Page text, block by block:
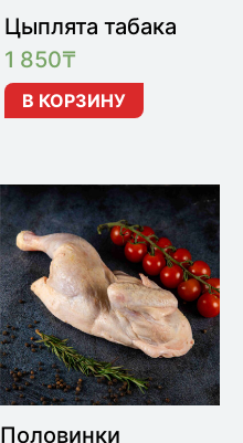
Цыплята табака
1 850₸
В КОРЗИНУ
Половинки